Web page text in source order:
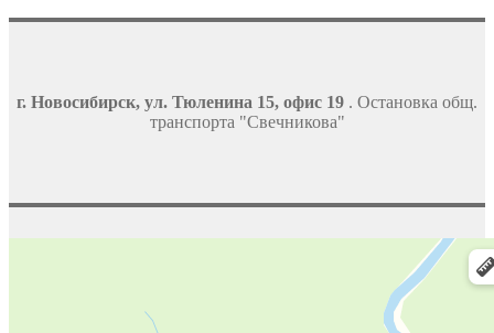
г. Новосибирск, ул. Тюленина 15, офис 19 . Остановка общ.
транспорта "Свечникова"